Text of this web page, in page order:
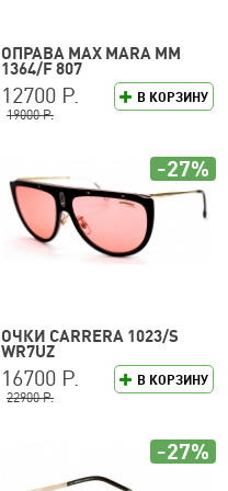
ОПРАВА MAX MARA MM
1364/F 807
В КОРЗИНУ
12700 Р.
19000 Р.
ОЧКИ CARRERA 1023/S
WR7UZ
В КОРЗИНУ
16700 Р.
22900 Р.
-27%
-27%